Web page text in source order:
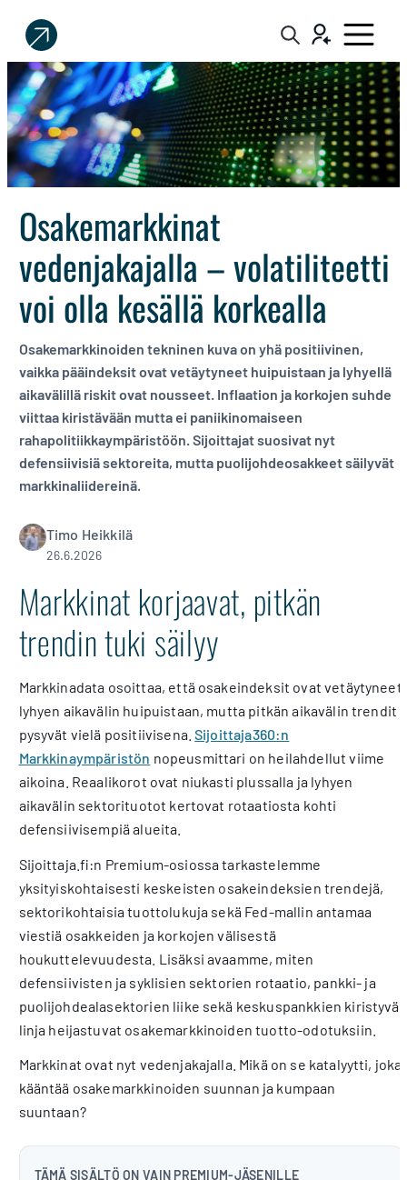
Sijoittaja.fi
Tee
parempia
sijoituspäätöksiä
Osakemarkkinat
vedenjakajalla – volatiliteetti
voi olla kesällä korkealla
Osakemarkkinoiden tekninen kuva on yhä positiivinen,
vaikka pääindeksit ovat vetäytyneet huipuistaan ja lyhyellä
aikavälillä riskit ovat nousseet. Inflaation ja korkojen suhde
viittaa kiristävään mutta ei paniikinomaiseen
rahapolitiikkaympäristöön. Sijoittajat suosivat nyt
defensiivisiä sektoreita, mutta puolijohdeosakkeet säilyvät
markkinaliidereinä.
Timo Heikkilä
26.6.2026
Markkinat korjaavat, pitkän
trendin tuki säilyy
Markkinadata osoittaa, että osakeindeksit ovat vetäytyneet
lyhyen aikavälin huipuistaan, mutta pitkän aikavälin trendit
pysyvät vielä positiivisena.Sijoittaja360:n
Markkinaympäristön nopeusmittari on heilahdellut viime
aikoina. Reaalikorot ovat niukasti plussalla ja lyhyen
aikavälin sektorituotot kertovat rotaatiosta kohti
defensiivisempiä alueita.
Sijoittaja.fi:n Premium-osiossa tarkastelemme
yksityiskohtaisesti keskeisten osakeindeksien trendejä,
sektorikohtaisia tuottolukuja sekä Fed-mallin antamaa
viestiä osakkeiden ja korkojen välisestä
houkuttelevuudesta. Lisäksi avaamme, miten
defensiivisten ja syklisien sektorien rotaatio, pankki- ja
puolijohdealasektorien liike sekä keskuspankkien kiristyvä
linja heijastuvat osakemarkkinoiden tuotto-odotuksiin.
Markkinat ovat nyt vedenjakajalla. Mikä on se katalyytti, joka
kääntää osakemarkkinoiden suunnan ja kumpaan
suuntaan?
TÄMÄ SISÄLTÖ ON VAIN PREMIUM-JÄSENILLE